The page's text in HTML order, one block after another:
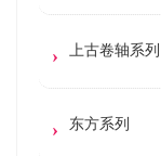
上古卷轴系列
东方系列